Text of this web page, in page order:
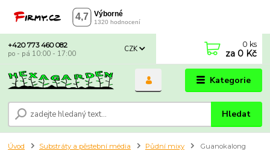
Kategorie
CZK
Hledat
+420 773 460 082
po - pá 10:00 - 17:00
0 ks
za 0 Kč
Úvod Substráty a pěstební média Půdní mixy
Guanokalong